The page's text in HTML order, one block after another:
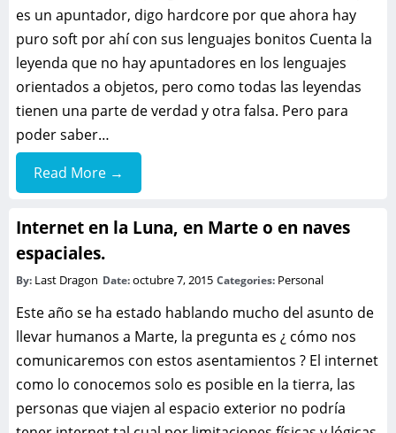
es un apuntador, digo hardcore por que ahora hay
puro soft por ahí con sus lenguajes bonitos Cuenta la
leyenda que no hay apuntadores en los lenguajes
orientados a objetos, pero como todas las leyendas
tienen una parte de verdad y otra falsa. Pero para
poder saber…
Read More →
Internet en la Luna, en Marte o en naves
espaciales.
By: Last Dragon Date:octubre 7, 2015 Categories: Personal
Este año se ha estado hablando mucho del asunto de
llevar humanos a Marte, la pregunta es ¿ cómo nos
comunicaremos con estos asentamientos ? El internet
como lo conocemos solo es posible en la tierra, las
personas que viajen al espacio exterior no podría